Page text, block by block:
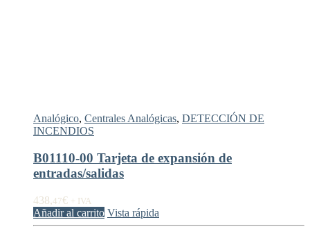
Analógico, Centrales Analógicas, DETECCIÓN DE
INCENDIOS
B01110-00 Tarjeta de expansión de
entradas/salidas
438,47€ + IVA
Añadir al carrito Vista rápida